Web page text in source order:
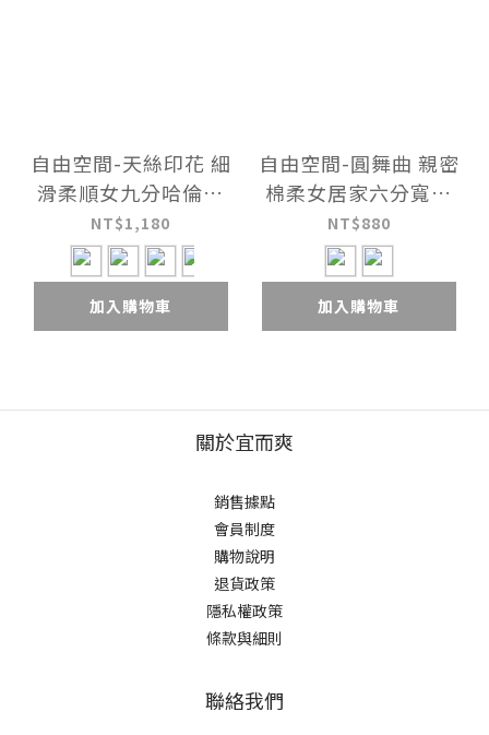
自由空間-天絲印花 細
滑柔順女九分哈倫褲
UE052526
NT$1,180
加入購物車
自由空間-圓舞曲 親密
棉柔女居家六分寬褲
UE0G2321
NT$880
加入購物車
關於宜而爽
銷售據點
會員制度
購物說明
退貨政策
隱私權政策
條款與細則
聯絡我們